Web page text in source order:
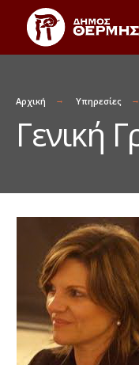
Αρχική Υπηρεσίες
Γενική